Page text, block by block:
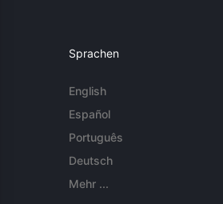
Sprachen
English
Español
Português
Deutsch
Mehr ...